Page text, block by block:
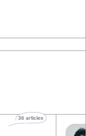
36articles